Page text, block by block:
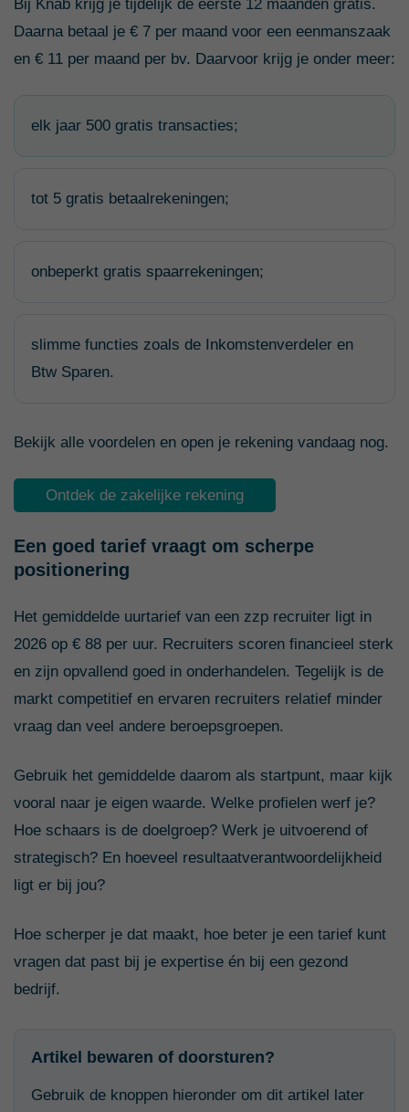
Bij Knab krijg je tijdelijk de eerste 12 maanden gratis.
Daarna betaal je € 7 per maand voor een eenmanszaak
en € 11 per maand per bv. Daarvoor krijg je onder meer:
elk jaar 500 gratis transacties;
tot 5 gratis betaalrekeningen;
onbeperkt gratis spaarrekeningen;
slimme functies zoals de Inkomstenverdeler en
Btw Sparen.
Bekijk alle voordelen en open je rekening vandaag nog.
Ontdek de zakelijke rekening
Een goed tarief vraagt om scherpe
positionering
Het gemiddelde uurtarief van een zzp recruiter ligt in
2026 op € 88 per uur. Recruiters scoren financieel sterk
en zijn opvallend goed in onderhandelen. Tegelijk is de
markt competitief en ervaren recruiters relatief minder
vraag dan veel andere beroepsgroepen.
Gebruik het gemiddelde daarom als startpunt, maar kijk
vooral naar je eigen waarde. Welke profielen werf je?
Hoe schaars is de doelgroep? Werk je uitvoerend of
strategisch? En hoeveel resultaatverantwoordelijkheid
ligt er bij jou?
Hoe scherper je dat maakt, hoe beter je een tarief kunt
vragen dat past bij je expertise én bij een gezond
bedrijf.
Artikel bewaren of doorsturen?
Gebruik de knoppen hieronder om dit artikel later